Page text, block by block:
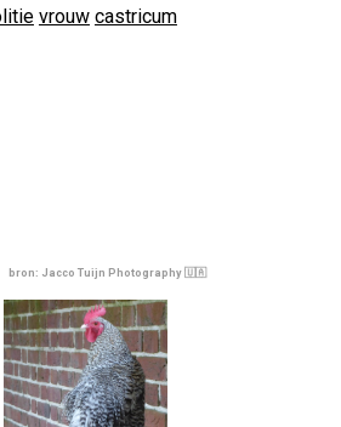
vrouw castricum
bron: Jacco Tuijn Photography 🇺🇦